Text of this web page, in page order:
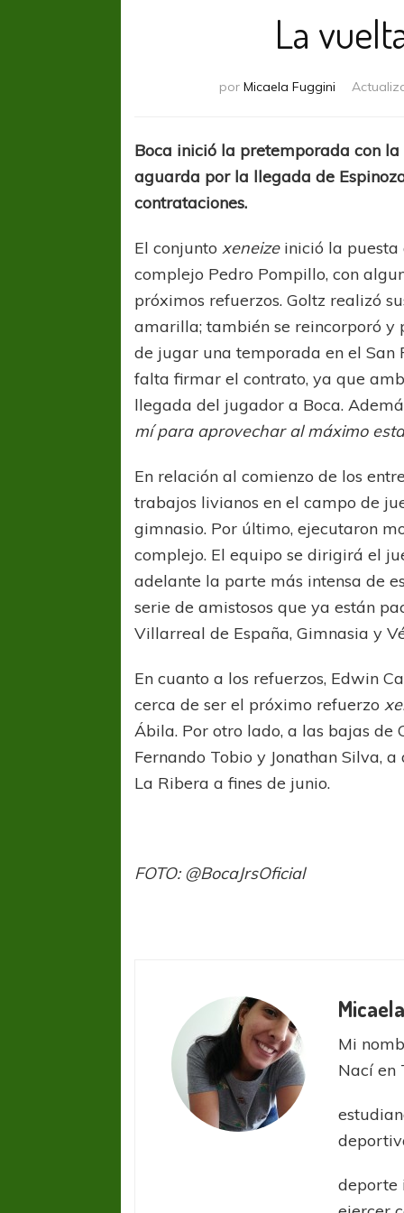
La
por Micaela Fuggini
Boca inició la pretemporada con
aguarda por la llegada de
contrataciones.
El conjuntoxeneizeinició la puesta
complejo Pedro Pompillo, con
próximos refuerzos. Goltz realizó
amarilla; también se reincorporó y
de jugar una temporada en el San
falta firmar el contrato, ya que
llegada del jugador a Boca.
mí para aprovechar al máximo
En relación al comienzo de los
trabajos livianos en el campo de
gimnasio. Por último, ejecutaron
complejo. El equipo se dirigirá el
adelante la parte más intensa de
serie de amistosos que ya están
Villarreal de España, Gimnasia y
En cuanto a los refuerzos, Edwin
cerca de ser el próximo refuerzo
Ábila. Por otro lado, a las bajas de
Fernando Tobio y Jonathan Silva,
La Ribera a fines de junio.
FOTO: @BocaJrsOficial
Mi
Nací en
deporte